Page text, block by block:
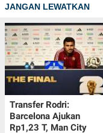
JANGAN LEWATKAN
Transfer Rodri:
Barcelona Ajukan
Rp1,23 T, Man City